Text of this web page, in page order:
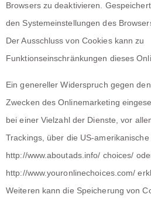
Browsers zu deaktivieren.
den Systemeinstellungen des
Der Ausschluss von Cookies kann zu
Funktionseinschränkungen dieses
Ein genereller Widerspruch gegen
Zwecken des Onlinemarketing
bei einer Vielzahl der Dienste, vor
Trackings, über die US-amerikanische
http://www.aboutads.info/ choices/
http://www.youronlinechoices.com/
Weiteren kann die Speicherung von